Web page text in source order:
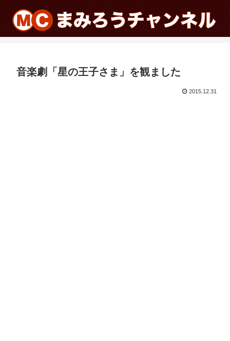
音楽劇「星の王子さま」を観ました
2015.12.31